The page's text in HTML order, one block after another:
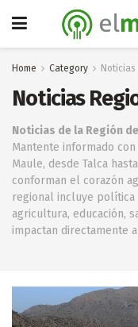
Home Category
Noticias
Noticias de la Región
Mantente informado
Maule, desde Talca
conforman el corazón
regional incluye
agricultura, educación,
impactan directamente